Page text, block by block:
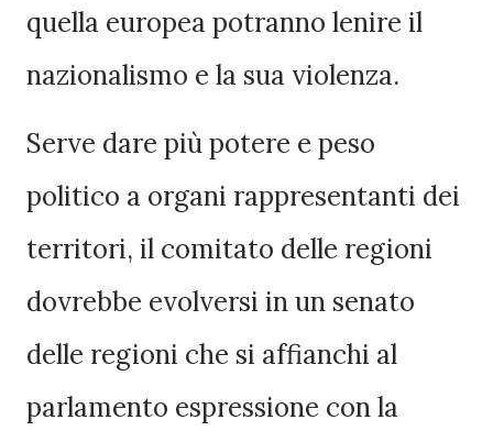
quella europea potranno lenire il
nazionalismo e la sua violenza.
Serve dare più potere e peso
politico a organi rappresentanti dei
territori, il comitato delle regioni
dovrebbe evolversi in un senato
delle regioni che si affianchi al
parlamento espressione con la